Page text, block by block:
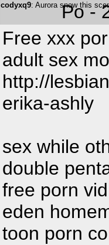
codyxq9: Aurora snow this
Po -
Free xxx
adult sex
http://
erika-ashly
sex while
double
free porn
eden
toon porn